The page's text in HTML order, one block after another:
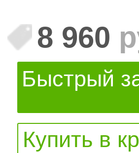
8 960
Быстрый
Купить в